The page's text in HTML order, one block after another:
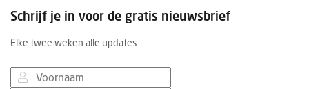
Schrijf je in voor de gratis nieuwsbrief
Elke twee weken alle updates